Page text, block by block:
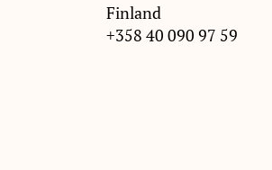
Finland
+358 40 090 97 59